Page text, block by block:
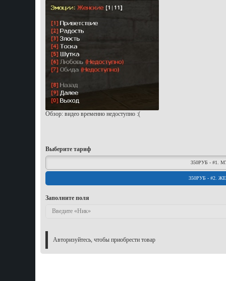
Обзор: видео временно недоступно :(
Выберите тариф
350РУБ - #1.
350РУБ - #2.
Заполните поля
Авторизуйтесь, чтобы приобрести товар